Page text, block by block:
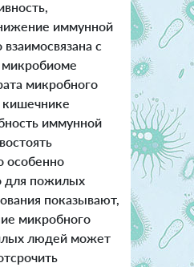
иммунной
с
микробного
кишечнике
иммунной
особенно
для пожилых
показывают,
микробного
людей может